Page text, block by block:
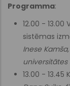
Programma:
12.00 - 13.00
sistēmas
Inese
universitātes
13.00 -